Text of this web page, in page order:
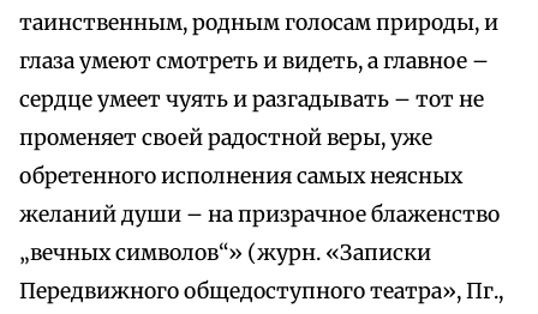
таинственным, родным голосам природы, и
глаза умеют смотреть и видеть, а главное –
сердце умеет чуять и разгадывать – тот не
променяет своей радостной веры, уже
обретенного исполнения самых неясных
желаний души – на призрачное блаженство
„вечных символов“» (журн. «Записки
Передвижного общедоступного театра», Пг.,